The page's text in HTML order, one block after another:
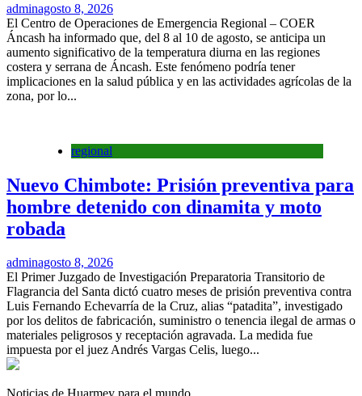
adminagosto 8, 2026
El Centro de Operaciones de Emergencia Regional – COER
Áncash ha informado que, del 8 al 10 de agosto, se anticipa un
aumento significativo de la temperatura diurna en las regiones
costera y serrana de Áncash. Este fenómeno podría tener
implicaciones en la salud pública y en las actividades agrícolas de la
zona, por lo...
regional
Nuevo Chimbote: Prisión preventiva para
hombre detenido con dinamita y moto
robada
adminagosto 8, 2026
El Primer Juzgado de Investigación Preparatoria Transitorio de
Flagrancia del Santa dictó cuatro meses de prisión preventiva contra
Luis Fernando Echevarría de la Cruz, alias “patadita”, investigado
por los delitos de fabricación, suministro o tenencia ilegal de armas o
materiales peligrosos y receptación agravada. La medida fue
impuesta por el juez Andrés Vargas Celis, luego...